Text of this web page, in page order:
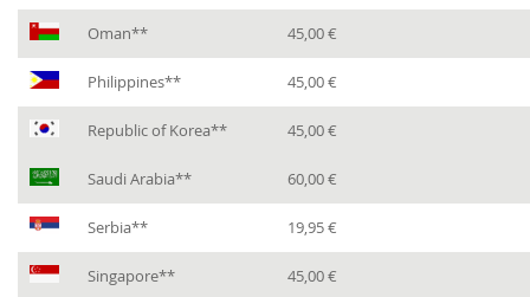
Oman** 45,00 €
Philippines** 45,00 €
Republic of Korea** 45,00 €
Saudi Arabia** 60,00 €
Serbia** 19,95 €
Singapore** 45,00 €